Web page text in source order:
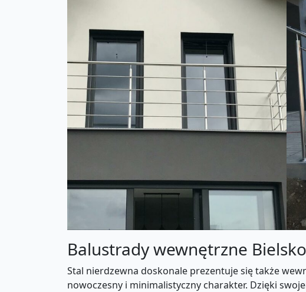
Balustrady wewnętrzne
Stal nierdzewna doskonale prezentuje się także
nowoczesny i minimalistyczny charakter. Dzięki